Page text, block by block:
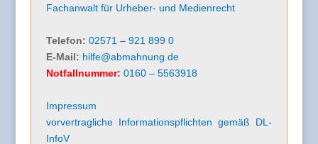
Fachanwalt für Urheber- und Medienrecht
Telefon: 02571 – 921 899 0
E-Mail: hilfe@abmahnung.de
Notfallnummer: 0160 – 5563918
Impressum
vorvertragliche Informationspflichten gemäß DL-
InfoV